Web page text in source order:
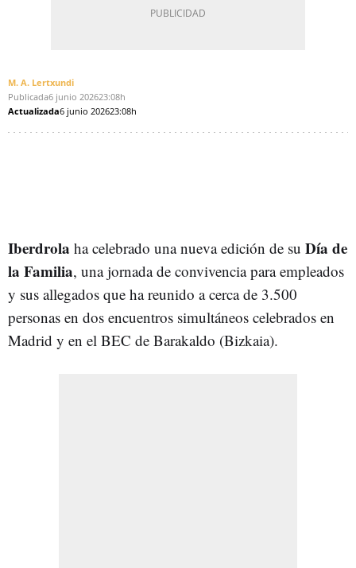
M. A. Lertxundi
Publicada6 junio 202623:08h
Actualizada6 junio 202623:08h
Iberdrola ha celebrado una nueva edición de su Día de
la Familia, una jornada de convivencia para empleados
y sus allegados que ha reunido a cerca de 3.500
personas en dos encuentros simultáneos celebrados en
Madrid y en el BEC de Barakaldo (Bizkaia).